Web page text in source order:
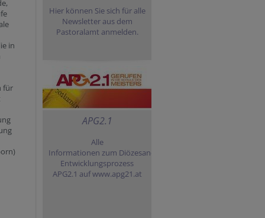
in
für
Hier können Sie sich für alle
Newsletter aus dem
Pastoralamt anmelden.
APG2.1
Alle
Informationen zum Diözesaner
Entwicklungsprozess
APG2.1 auf www.apg21.at